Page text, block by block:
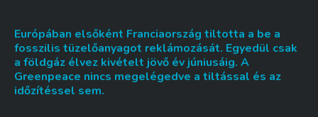
Európában elsőként Franciaország tiltotta a be a
fosszilis tüzelőanyagot reklámozását. Egyedül csak
a földgáz élvez kivételt jövő év júniusáig. A
Greenpeace nincs megelégedve a tiltással és az
időzítéssel sem.